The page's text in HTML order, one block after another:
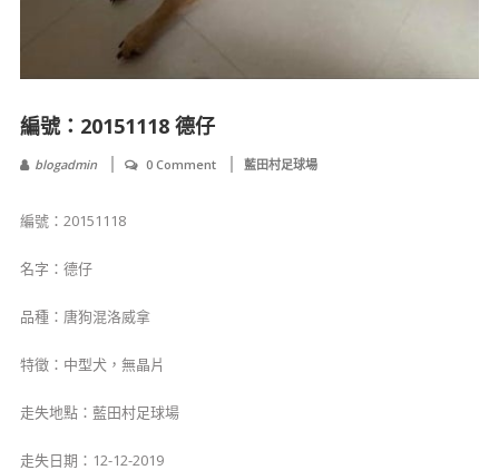
​​編號：20151118 德仔
blogadmin 0 Comment 藍田村足球場
​​編號：20151118
名字：德仔
品種：唐狗混洛威拿
特徵：中型犬，無晶片
​​​​​​​​​走失地點：藍田村足球場
​​​​走失日期：12-12-2019